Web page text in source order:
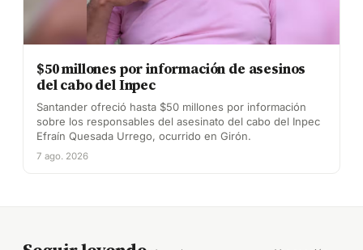
$50 millones por información de asesinos
del cabo del Inpec
Santander ofreció hasta $50 millones por información
sobre los responsables del asesinato del cabo del Inpec
Efraín Quesada Urrego, ocurrido en Girón.
7 ago. 2026